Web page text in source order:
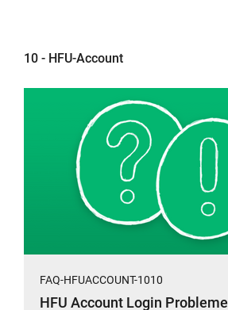
10 - HFU-Account
FAQ-HFUACCOUNT-1010
HFU Account Login Probleme